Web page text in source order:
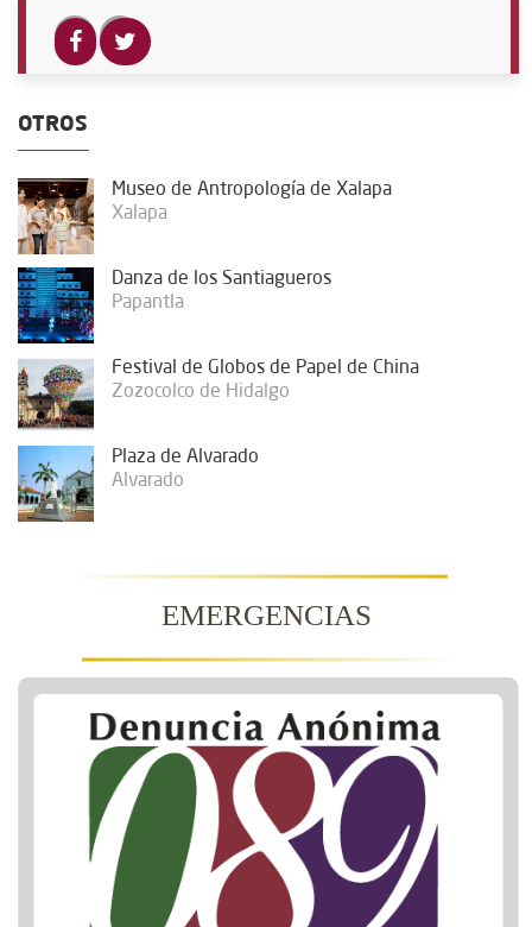
OTROS
Museo de Antropología de Xalapa
Xalapa
Danza de los Santiagueros
Papantla
Festival de Globos de Papel de China
Zozocolco de Hidalgo
Plaza de Alvarado
Alvarado
EMERGENCIAS